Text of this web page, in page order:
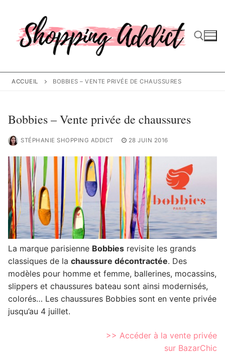
contenu
Rechercher :
ACCUEIL BOBBIES – VENTE PRIVÉE DE CHAUSSURES
Bobbies – Vente privée de chaussures
STÉPHANIE SHOPPING ADDICT 28 JUIN 2016
La marque parisienne Bobbies revisite les grands
classiques de la chaussure décontractée. Des
modèles pour homme et femme, ballerines, mocassins,
slippers et chaussures bateau sont ainsi modernisés,
colorés… Les chaussures Bobbies sont en vente privée
jusqu’au 4 juillet.
>> Accéder à la vente privée
sur BazarChic